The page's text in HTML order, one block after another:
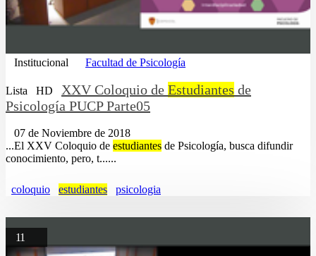
Institucional Facultad de Psicología
Lista HD XXV Coloquio de Estudiantes de
Psicología PUCP Parte05
07 de Noviembre de 2018
...El XXV Coloquio de estudiantes de Psicología, busca difundir
conocimiento, pero, t......
coloquio estudiantes psicologia
11